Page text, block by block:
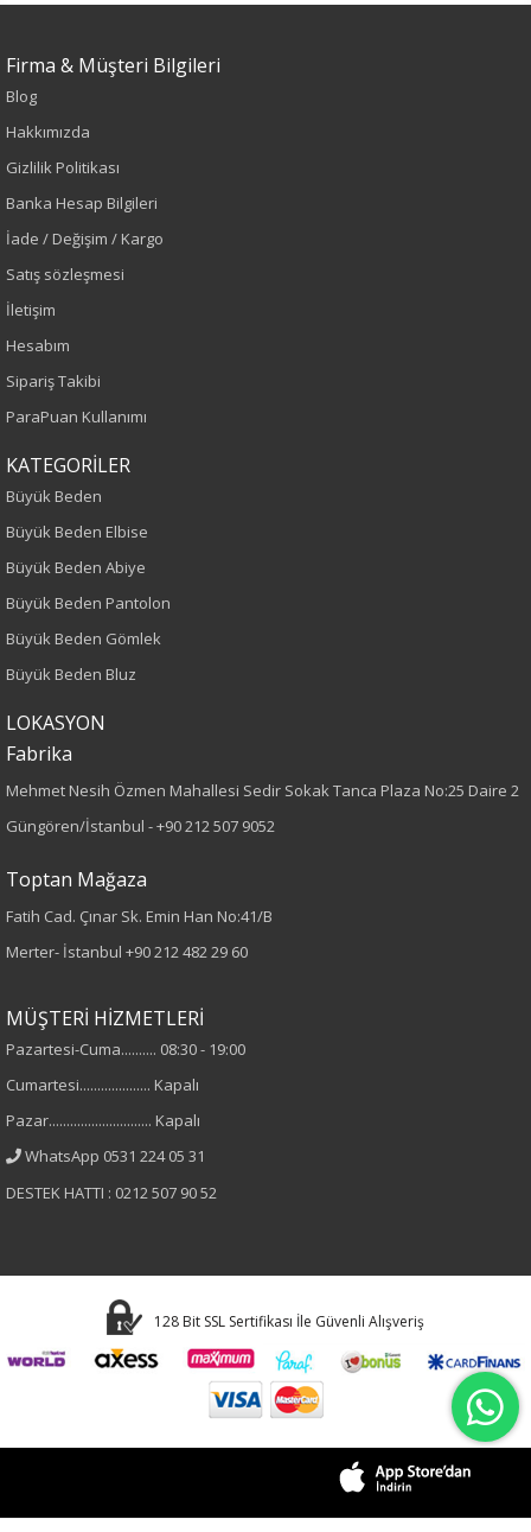
Sezon
Yaş Grubu
Yetişkin
Kalıp
Büyük Beden
Boy
Kumaş Tipi
Dokuma
Kumaş
%3 Elastan
Cinsiyet
Kadın
Kol Tipi
Uzun Kol
Firma & Müşteri Bilgileri
Blog
Hakkımızda
Gizlilik Politikası
Banka Hesap Bilgileri
İade / Değişim / Kargo
Satış sözleşmesi
İletişim
Hesabım
Sipariş Takibi
ParaPuan Kullanımı
KATEGORİLER
Büyük Beden
Büyük Beden Elbise
Büyük Beden Abiye
Büyük Beden Pantolon
Büyük Beden Gömlek
Büyük Beden Bluz
LOKASYON
Fabrika
Mehmet Nesih Özmen Mahallesi Sedir Sokak Tanca Plaza No:25 Daire 2
Güngören/İstanbul -+90 212 507 9052
Toptan Mağaza
Fatih Cad. Çınar Sk. Emin Han No:41/B
Merter- İstanbul +90 212 482 29 60
MÜŞTERİ HİZMETLERİ
Pazartesi-Cuma.......... 08:30 - 19:00
Cumartesi.................... Kapalı
Pazar............................. Kapalı
WhatsApp 0531 224 05 31
DESTEK HATTI : 0212 507 90 52
128 Bit SSL Sertifikası İle Güvenli Alışveriş